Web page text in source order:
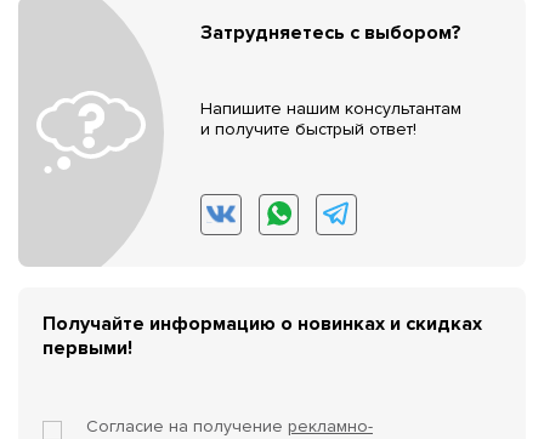
Затрудняетесь с выбором?
Напишите нашим консультантам
и получите быстрый ответ!
Получайте информацию о новинках и скидках
первыми!
Согласие на получение рекламно-